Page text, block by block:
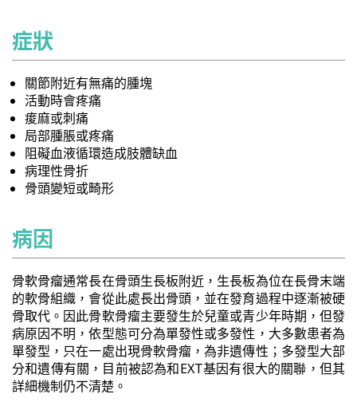
症狀
關節附近有無痛的腫塊
活動時會疼痛
痠麻或刺痛
局部腫脹或疼痛
阻礙血液循環造成肢體缺血
病理性骨折
骨頭變短或畸形
病因
骨軟骨瘤通常長在骨頭生長板附近，生長板為位在長骨末端
的軟骨組織，會從此處長出骨頭，並在發育過程中逐漸被硬
骨取代。因此骨軟骨瘤主要發生於兒童或青少年時期，但發
病原因不明，依型態可分為單發性或多發性，大多數患者為
單發型，只在一處出現骨軟骨瘤，為非遺傳性；多發型大部
分和遺傳有關，目前被認為和EXT基因有很大的關聯，但其
詳細機制仍不清楚。